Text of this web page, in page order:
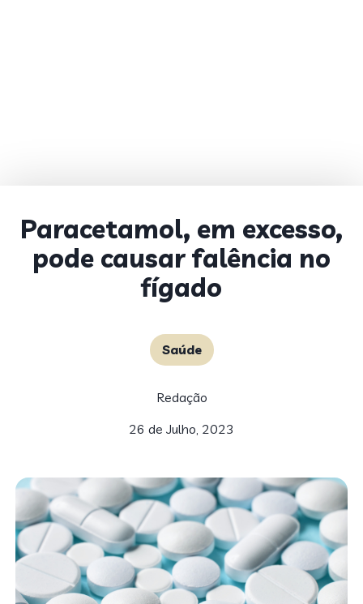
Paracetamol, em excesso,
pode causar falência no
fígado
Saúde
Redação
26 de Julho, 2023